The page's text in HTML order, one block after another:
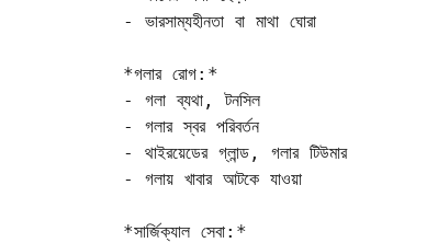
- ভারসাম্যহীনতা বা মাথা ঘোরা
*গলার রোগ:*
- গলা ব্যথা, টনসিল
- গলার স্বর পরিবর্তন
- থাইরয়েডের গ্লান্ড, গলার টিউমার
- গলায় খাবার আটকে যাওয়া
*সার্জিক্যাল সেবা:*